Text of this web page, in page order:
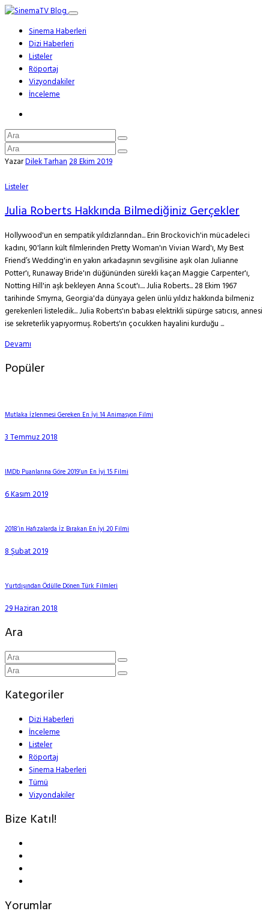
Sinema Haberleri
Dizi Haberleri
Listeler
Röportaj
Vizyondakiler
İnceleme
YazarDilek Tarhan28 Ekim 2019
Listeler
Julia Roberts Hakkında Bilmediğiniz Gerçekler
Hollywood'un en sempatik yıldızlarından... Erin Brockovich'in mücadeleci
kadını, 90'ların kült filmlerinden Pretty Woman'ın Vivian Ward'ı, My Best
Friend’s Wedding'in en yakın arkadaşının sevgilisine aşık olan Julianne
Potter'ı, Runaway Bride'ın düğününden sürekli kaçan Maggie Carpenter'ı,
Notting Hill'in aşk bekleyen Anna Scout'ı.... Julia Roberts... 28 Ekim 1967
tarihinde Smyrna, Georgia'da dünyaya gelen ünlü yıldız hakkında bilmeniz
gerekenleri listeledik... Julia Roberts'ın babası elektrikli süpürge satıcısı, annesi
ise sekreterlik yapıyormuş. Roberts'ın çocukken hayalini kurduğu ...
Devamı
Popüler
Mutlaka İzlenmesi Gereken En İyi 14 Animasyon Filmi
3 Temmuz 2018
IMDb Puanlarına Göre 2019’un En İyi 15 Filmi
6 Kasım 2019
2018’in Hafızalarda İz Bırakan En İyi 20 Filmi
8 Şubat 2019
Yurtdışından Ödülle Dönen Türk Filmleri
29 Haziran 2018
Ara
Kategoriler
Dizi Haberleri
İnceleme
Listeler
Röportaj
Sinema Haberleri
Tümü
Vizyondakiler
Bize Katıl!
Yorumlar